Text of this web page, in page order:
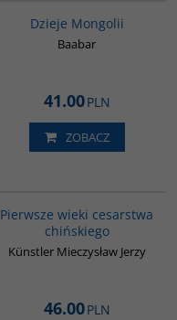
Dzieje Mongolii
Baabar
41.00PLN
ZOBACZ
Pierwsze wieki cesarstwa
chińskiego
Künstler Mieczysław Jerzy
46.00PLN